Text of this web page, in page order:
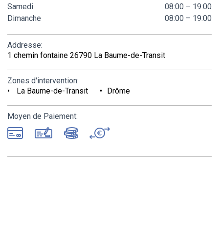
Samedi
08:00 – 19:00
Dimanche
08:00 – 19:00
Addresse:
1 chemin fontaine 26790 La Baume-de-Transit
Zones d'intervention:
La Baume-de-Transit
Drôme
Moyen de Paiement: